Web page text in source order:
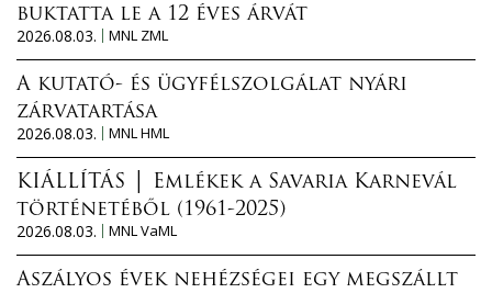
buktatta le a 12 éves árvát
2026.08.03.
MNL ZML
A kutató- és ügyfélszolgálat nyári
zárvatartása
2026.08.03.
MNL HML
KIÁLLÍTÁS │ Emlékek a Savaria Karnevál
történetéből (1961-2025)
2026.08.03.
MNL VaML
Aszályos évek nehézségei egy megszállt